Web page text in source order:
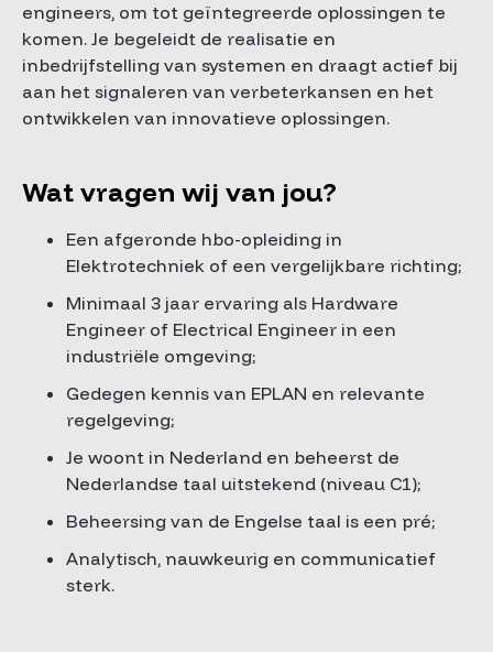
engineers, om tot geïntegreerde oplossingen te
komen. Je begeleidt de realisatie en
inbedrijfstelling van systemen en draagt actief bij
aan het signaleren van verbeterkansen en het
ontwikkelen van innovatieve oplossingen.
Wat vragen wij van jou?
Een afgeronde hbo-opleiding in
Elektrotechniek of een vergelijkbare richting;
Minimaal 3 jaar ervaring als Hardware
Engineer of Electrical Engineer in een
industriële omgeving;
Gedegen kennis van EPLAN en relevante
regelgeving;
Je woont in Nederland en beheerst de
Nederlandse taal uitstekend (niveau C1);
Beheersing van de Engelse taal is een pré;
Analytisch, nauwkeurig en communicatief
sterk.